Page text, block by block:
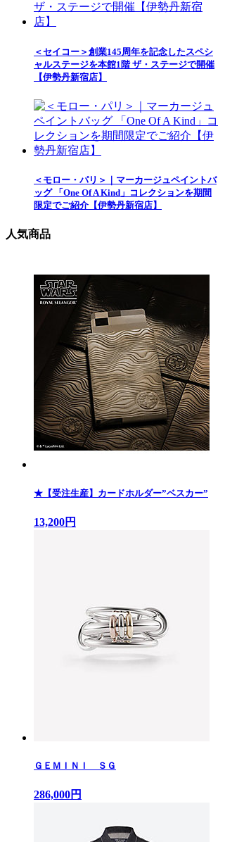
＜セイコー＞創業145周年を記念したスペシ
ャルステージを本館1階 ザ・ステージで開催
【伊勢丹新宿店】
＜モロー・パリ＞｜マーカージュペイントバ
ッグ 「One Of A Kind」コレクションを期間
限定でご紹介【伊勢丹新宿店】
人気商品
★【受注生産】カードホルダー”ベスカー”
13,200円
ＧＥＭＩＮＩ ＳＧ
286,000円